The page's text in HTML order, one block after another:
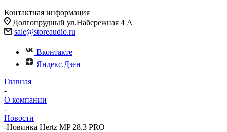
Контактная информация
Долгопрудный ул.Набережная 4 А
sale@storeaudio.ru
Вконтакте
Яндекс.Дзен
Главная
-
О компании
-
Новости
-Новинка Hertz MP 28.3 PRO